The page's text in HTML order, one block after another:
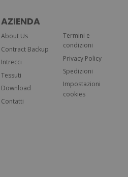
AZIENDA
About Us
Contract Backup
Intrecci
Tessuti
Download
Contatti
Termini e
condizioni
Privacy Policy
Spedizioni
Impostazioni
cookies